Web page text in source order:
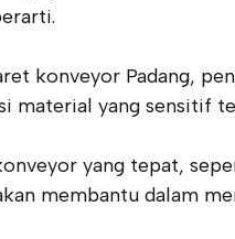
konveyor Padang,
material yang sensitif
yang tepat,
membantu dalam